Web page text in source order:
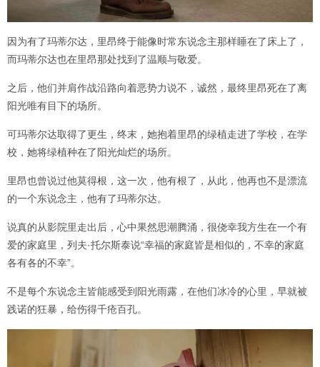
因为有了玛蒂尔达，里昂终于能像时常东说念主那样睡在了床上了，
而玛蒂尔达也在里昂那处找到了温顺与敬爱。
之后，他们并肩作战沿路向着恶势力说不，诚然，最终里昂死在了离
阳光唯有目下的场所。
可玛蒂尔达取得了更生，终末，她抱着里昂的绿植走进了学校，在学
校，她将绿植种在了阳光灿烂的场所。
里昂也曾说过他莫得根，这一次，他有根了，从此，他再也不是漂流
的一个东说念主，他有了玛蒂尔达。
说真的从影院里走出后，心中果然思潮腾涌，很侥幸我方生在一个有
爱的家庭里，列夫·托尔斯泰说“幸福的家庭皆是相似的，不幸的家庭
各有各的不幸”。
不是每个东说念主皆能感受到阳光雨露，在他们冰冷的心里，早就被
践诺的狂暴，给伤得千疮百孔。